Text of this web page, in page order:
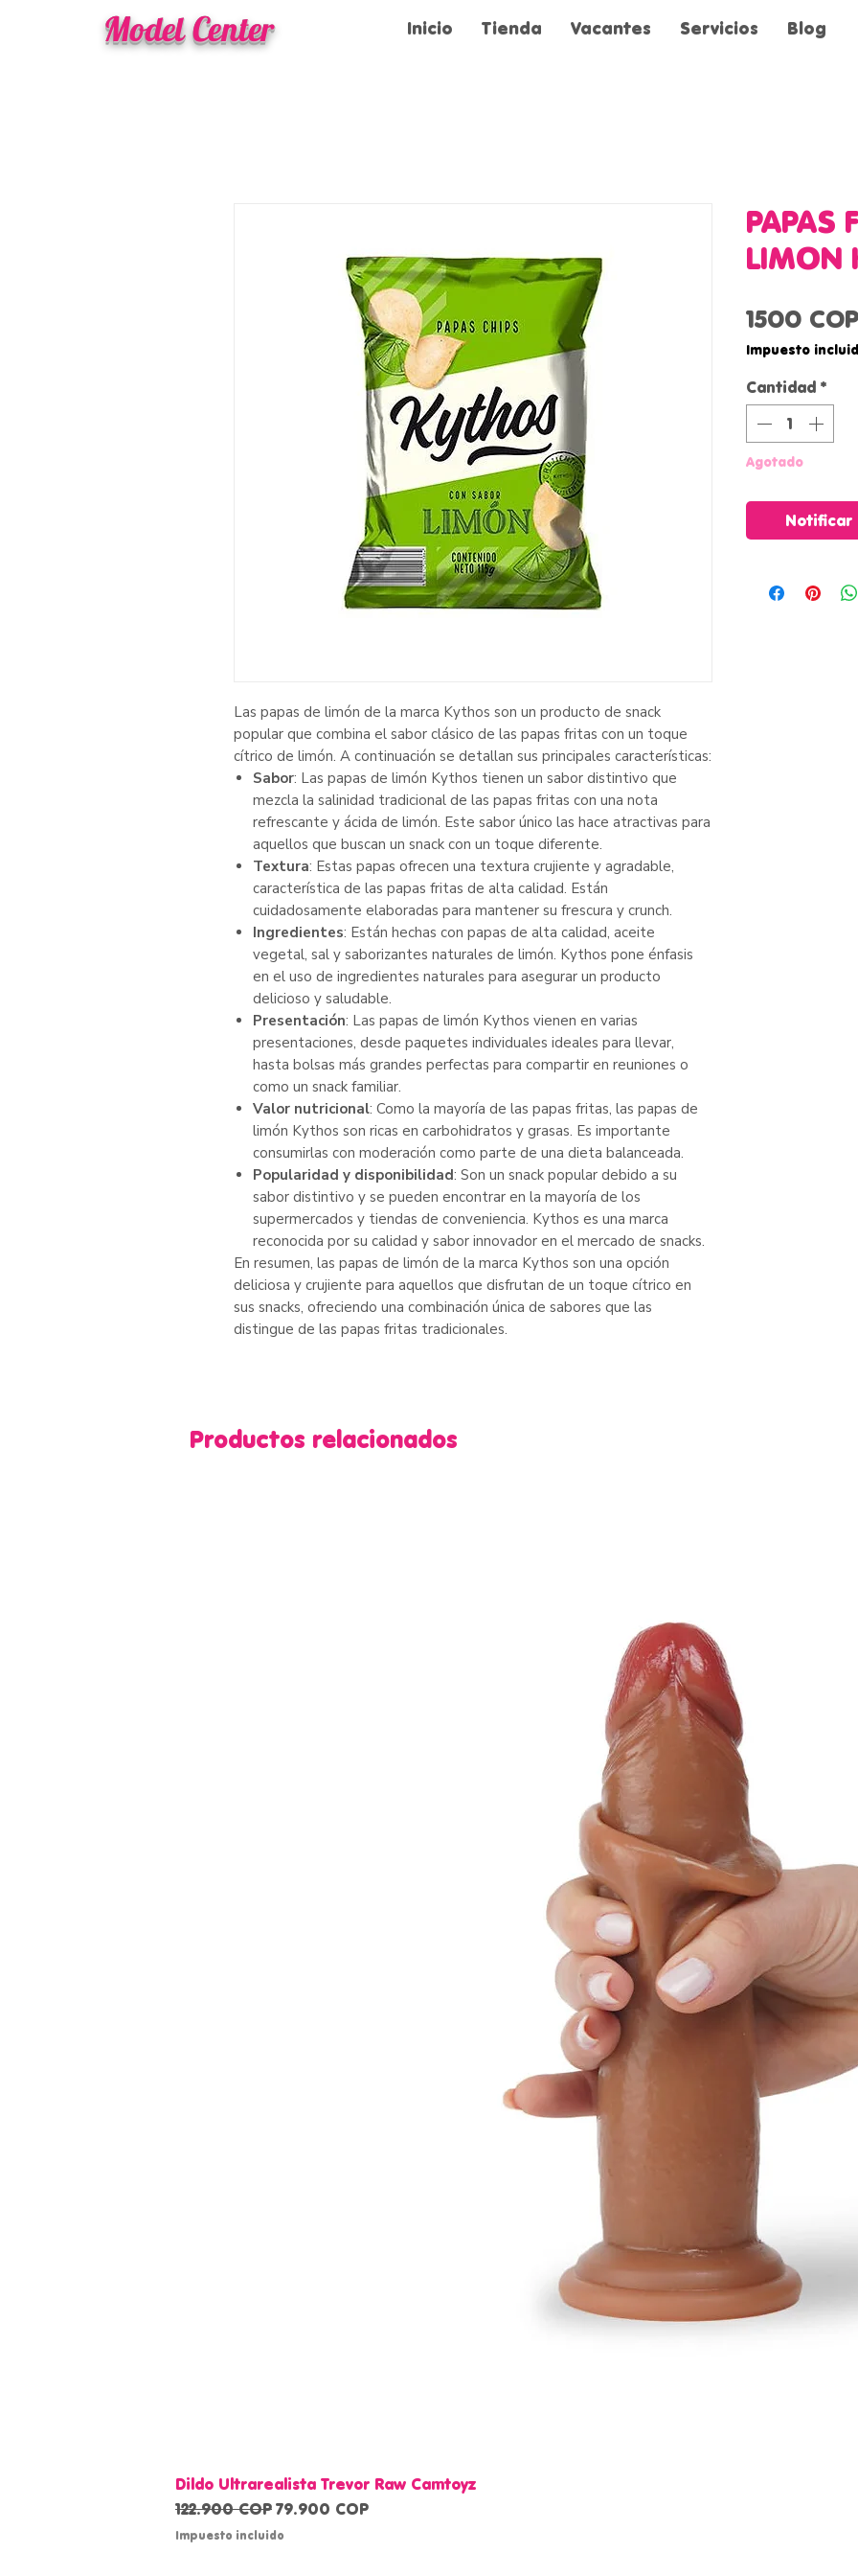
Model Center Inicio Tienda Vacantes Servicios Blog
Las papas de limón de la marca Kythos son un producto de snack
popular que combina el sabor clásico de las papas fritas con un toque
cítrico de limón. A continuación se detallan sus principales características:
Sabor: Las papas de limón Kythos tienen un sabor distintivo que
mezcla la salinidad tradicional de las papas fritas con una nota
refrescante y ácida de limón. Este sabor único las hace atractivas para
aquellos que buscan un snack con un toque diferente.
Textura: Estas papas ofrecen una textura crujiente y agradable,
característica de las papas fritas de alta calidad. Están
cuidadosamente elaboradas para mantener su frescura y crunch.
Ingredientes: Están hechas con papas de alta calidad, aceite
vegetal, sal y saborizantes naturales de limón. Kythos pone énfasis
en el uso de ingredientes naturales para asegurar un producto
delicioso y saludable.
Presentación: Las papas de limón Kythos vienen en varias
presentaciones, desde paquetes individuales ideales para llevar,
hasta bolsas más grandes perfectas para compartir en reuniones o
como un snack familiar.
Valor nutricional: Como la mayoría de las papas fritas, las papas de
limón Kythos son ricas en carbohidratos y grasas. Es importante
consumirlas con moderación como parte de una dieta balanceada.
Popularidad y disponibilidad: Son un snack popular debido a su
sabor distintivo y se pueden encontrar en la mayoría de los
supermercados y tiendas de conveniencia. Kythos es una marca
reconocida por su calidad y sabor innovador en el mercado de snacks.
En resumen, las papas de limón de la marca Kythos son una opción
deliciosa y crujiente para aquellos que disfrutan de un toque cítrico en
sus snacks, ofreciendo una combinación única de sabores que las
distingue de las papas fritas tradicionales.
PAPAS
LIMON
1500 COP
Impuesto
Cantidad *
Agotado
Notificar
Productos relacionados
Dildo Ultrarealista Trevor Raw Camtoyz
Precio
122.900 COPPrecio de oferta
79.900 COP
Impuesto incluido